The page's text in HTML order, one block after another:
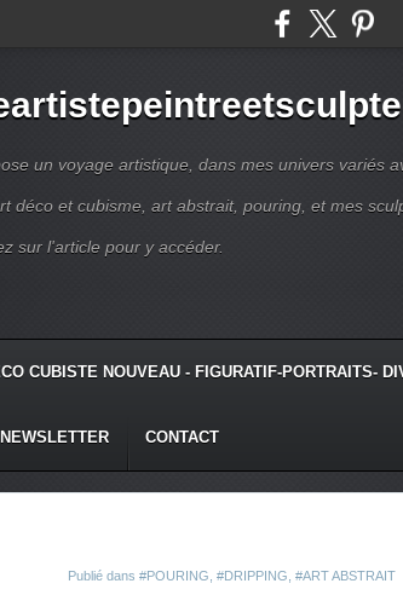
un voyage artistique, dans mes univers variés
déco et cubisme, art abstrait, pouring, et mes
sur l'article pour y accéder.
CUBISTE NOUVEAU - FIGURATIF-PORTRAITS-
NEWSLETTER CONTACT
Publié dans #POURING #DRIPPING #ART ABSTRAIT